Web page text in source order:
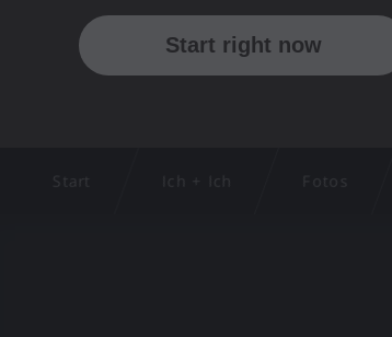
Start Ich + Ich Fotos